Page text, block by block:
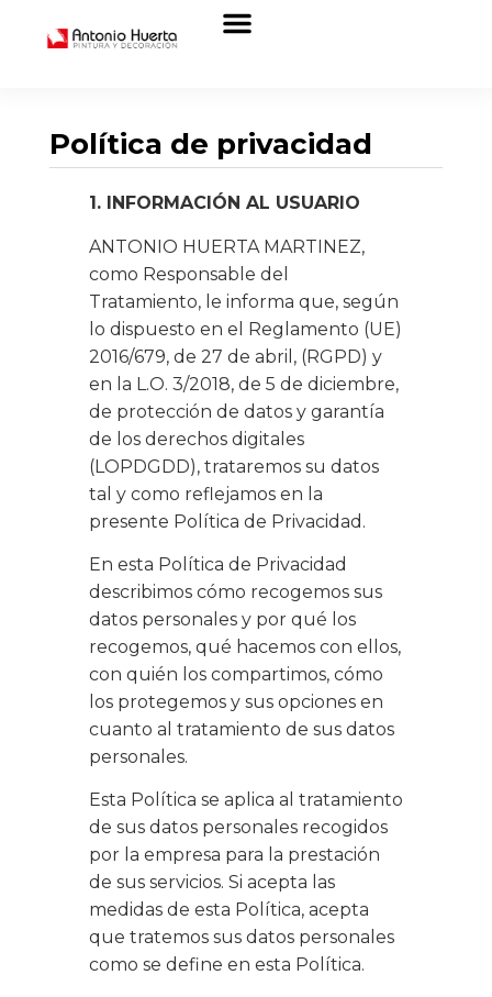
Política de privacidad
1. INFORMACIÓN AL USUARIO
ANTONIO HUERTA MARTINEZ,
como Responsable del
Tratamiento, le informa que, según
lo dispuesto en el Reglamento (UE)
2016/679, de 27 de abril, (RGPD) y
en la L.O. 3/2018, de 5 de diciembre,
de protección de datos y garantía
de los derechos digitales
(LOPDGDD), trataremos su datos
tal y como reflejamos en la
presente Política de Privacidad.
En esta Política de Privacidad
describimos cómo recogemos sus
datos personales y por qué los
recogemos, qué hacemos con ellos,
con quién los compartimos, cómo
los protegemos y sus opciones en
cuanto al tratamiento de sus datos
personales.
Esta Política se aplica al tratamiento
de sus datos personales recogidos
por la empresa para la prestación
de sus servicios. Si acepta las
medidas de esta Política, acepta
que tratemos sus datos personales
como se define en esta Política.